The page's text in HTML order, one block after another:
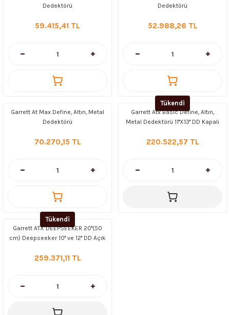
Dedektörü
59.415,41 TL
Dedektörü
52.988,26 TL
Garrett At Max Define, Altın, Metal
Dedektörü
70.270,15 TL
Tükendi
Garrett Atx Basic Define, Altın,
Metal Dedektörü 11''X13'' DD Kapalı
220.522,57 TL
Tükendi
Garrett ATX DEEPSEEKER 20''(50
cm) Deepseeker 10'' ve 12'' DD Açık
259.371,11 TL